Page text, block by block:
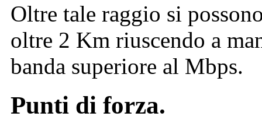
Oltre tale raggio si
oltre 2 Km riuscendo a
banda superiore al Mbps.
Punti di forza.